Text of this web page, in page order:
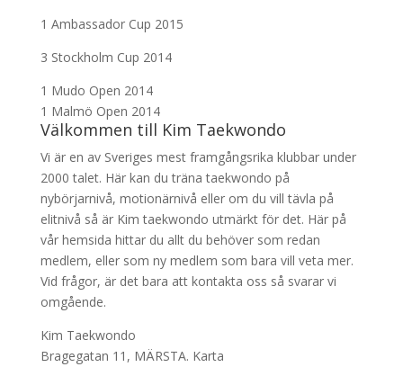
1 Ambassador Cup 2015
3 Stockholm Cup 2014
1 Mudo Open 2014
1 Malmö Open 2014
Välkommen till Kim Taekwondo
Vi är en av Sveriges mest framgångsrika klubbar under
2000 talet. Här kan du träna taekwondo på
nybörjarnivå, motionärnivå eller om du vill tävla på
elitnivå så är Kim taekwondo utmärkt för det. Här på
vår hemsida hittar du allt du behöver som redan
medlem, eller som ny medlem som bara vill veta mer.
Vid frågor, är det bara att kontakta oss så svarar vi
omgående.
Kim Taekwondo
Bragegatan 11, MÄRSTA. Karta